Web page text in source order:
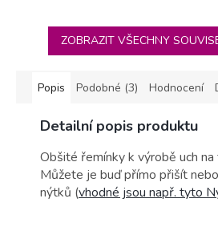
ZOBRAZIT VŠECHNY
Popis Podobné (3) Hodnocení
Detailní popis produktu
Obšité řemínky k výrobě uch
Můžete je buď přímo přišít
nýtků (vhodné jsou např. tyto